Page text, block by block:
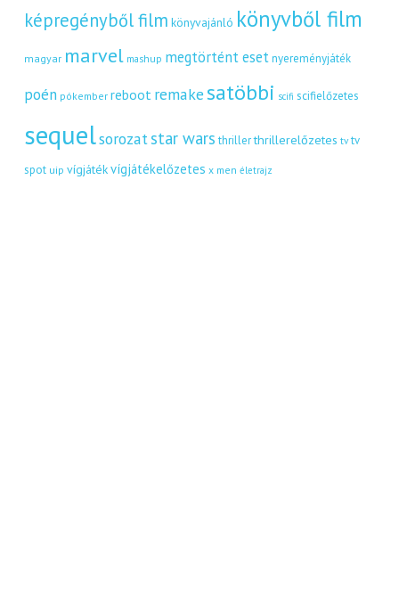
képregényből film könyvajánló könyvből film
magyar marvel mashup megtörtént eset nyereményjáték
poén pókember reboot remakesatöbbi scifi scifielőzetes
sequelsorozatstar wars thriller thrillerelőzetes tv tv
spot uip vígjátékvígjátékelőzetes x men életrajz